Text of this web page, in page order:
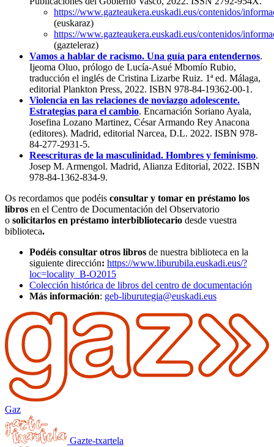
https://www.gazteaukera.euskadi.eus/contenidos/
(euskaraz)
https://www.gazteaukera.euskadi.eus/contenidos/
(gazteleraz)
Vamos a hablar de racismo. Una guía para entendernos.
Ijeoma Oluo, prólogo de Lucía-Asué Mbomío Rubio,
traducción el inglés de Cristina Lizarbe Ruiz. 1ª ed. Málaga,
editorial Plankton Press, 2022. ISBN 978-84-19362-00-1.
Violencia en las relaciones de noviazgo adolescente.
Estrategias para el cambio. Encarnación Soriano Ayala,
Josefina Lozano Martinez, César Armando Rey Anacona
(editores). Madrid, editorial Narcea, D.L. 2022. ISBN 978-
84-277-2931-5.
Reescrituras de la masculinidad. Hombres y feminismo.
Josep M. Armengol. Madrid, Alianza Editorial, 2022. ISBN
978-84-1362-834-9.
Os recordamos que podéis consultar y tomar en préstamo los
libros en el Centro de Documentación del Observatorio
o solicitarlos en préstamo interbibliotecario desde vuestra
biblioteca.
Podéis consultar otros libros de nuestra biblioteca en la
siguiente dirección: https://www.liburubila.euskadi.eus/?
loc=locality_B-O2015
Colección histórica de libros del centro de documentación
Más información: geb-liburutegia@euskadi.eus
Gaz
Gazte-txartela